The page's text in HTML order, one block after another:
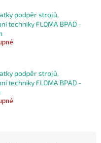
podpěr strojů,
techniky FLOMA BPAD -
podpěr strojů,
techniky FLOMA BPAD -